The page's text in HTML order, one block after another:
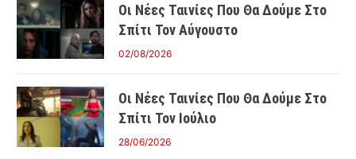
Οι Νέες Ταινίες Που Θα Δούμε Στο
Σπίτι Τον Αύγουστο
02/08/2026
Οι Νέες Ταινίες Που Θα Δούμε Στο
Σπίτι Τον Ιούλιο
28/06/2026